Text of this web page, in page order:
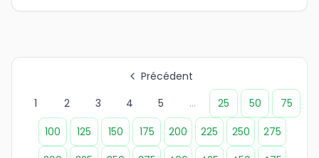
Précédent
1
2 3 4 5 ... 25 50
75
100
125 150 175 200 225 250
275